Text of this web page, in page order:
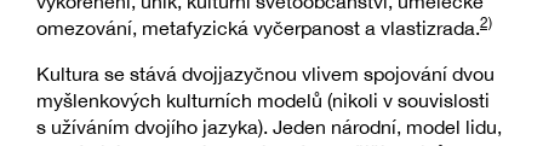
omezování, metafyzická vyčerpanost a vlastizrada.2)
Kultura se stává dvojjazyčnou vlivem spojování dvou
myšlenkových kulturních modelů (nikoli v souvislosti
s užíváním dvojího jazyka). Jeden národní, model lidu,